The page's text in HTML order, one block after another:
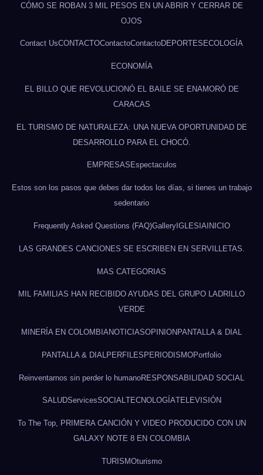
CÓMO SE ROBAN 3 MIL PESOS EN UN ABRIR Y CERRAR DE
OJOS
Contact UsCONTACTOContactoContactoDEPORTES ECOLOGÍA
ECONOMÍA
EL BILLO QUE REVOLUCIONÓ EL BAILE SE ENAMORÓ DE
CARACAS
EL TURISMO DE NATURALEZA: UNA NUEVA OPORTUNIDAD DE
DESARROLLO PARA EL CHOCÓ.
EMPRESAS Espectaculos
Estos son los pasos que debes dar todos los días, si tienes un trabajo
sedentario
Frequently Asked Questions (FAQ)GalleryIGLESIA INICIO
LAS GRANDES CANCIONES SE ESCRIBEN EN SERVILLETAS.
MAS CATEGORIAS
MIL FAMILIAS HAN RECIBIDO AYUDAS DEL GRUPO LADRILLO
VERDE
MINERÍA EN COLOMBIANOTICIASOPINION PANTALLA & DIAL
PANTALLA & DIAL PERFILES PERIODISMOPortfolio
Reinventarnos sin perder lo humanoRESPONSABILIDAD SOCIAL
SALUDServicesSOCIALTECNOLOGÍATELEVISIÓN
To The Top, PRIMERA CANCIÓN Y VIDEO PRODUCIDO CON UN
GALAXY NOTE 8 EN COLOMBIA
TURISMOturismo